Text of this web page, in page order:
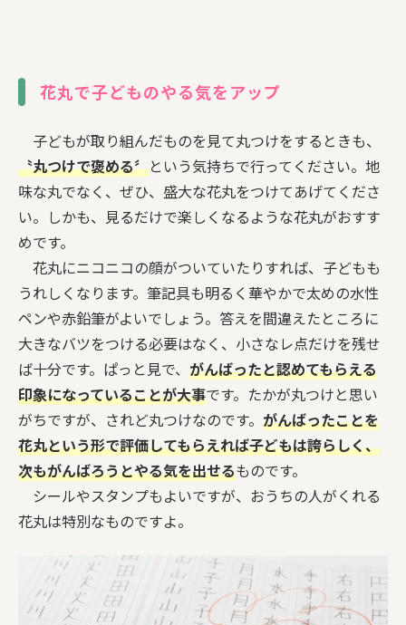
花丸で子どものやる気をアップ
子どもが取り組んだものを見て丸つけをするときも、
〝丸つけで褒める〞という気持ちで行ってください。地
味な丸でなく、ぜひ、盛大な花丸をつけてあげてくださ
い。しかも、見るだけで楽しくなるような花丸がおすす
めです。
花丸にニコニコの顔がついていたりすれば、子どもも
うれしくなります。筆記具も明るく華やかで太めの水性
ペンや赤鉛筆がよいでしょう。答えを間違えたところに
大きなバツをつける必要はなく、小さなレ点だけを残せ
ば十分です。ぱっと見で、 がんばったと認めてもらえる
印象になっていることが大事です。たかが丸つけと思い
がちですが、されど丸つけなのです。 がんばったことを
花丸という形で評価してもらえれば子どもは誇らしく、
次もがんばろうとやる気を出せるものです。
シールやスタンプもよいですが、おうちの人がくれる
花丸は特別なものですよ。